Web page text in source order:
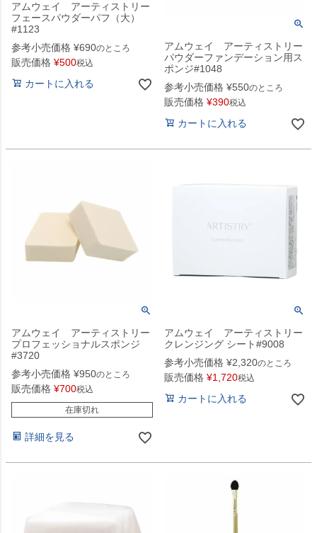
アムウェイ アーティストリー
フェースパウダーパフ（大）
#1123
参考小売価格 ¥690のところ
販売価格 ¥500税込
カートに入れる
アムウェイ アーティストリー
パウダーファンデーション用ス
ポンジ#1048
参考小売価格 ¥550のところ
販売価格 ¥390税込
カートに入れる
アムウェイ アーティストリー
プロフェッショナルスポンジ
#3720
参考小売価格 ¥950のところ
販売価格 ¥700税込
在庫切れ
詳細を見る
アムウェイ アーティストリー
クレンジング シート#9008
参考小売価格 ¥2,320のところ
販売価格 ¥1,720税込
カートに入れる